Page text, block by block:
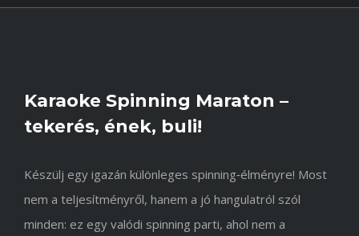
Karaoke Spinning Maraton –
tekerés, ének, buli!
Készülj egy igazán különleges spinning‑élményre! Most
nem a teljesítményről, hanem a jó hangulatról szól
minden: ez egy valódi spinning parti, ahol nem a